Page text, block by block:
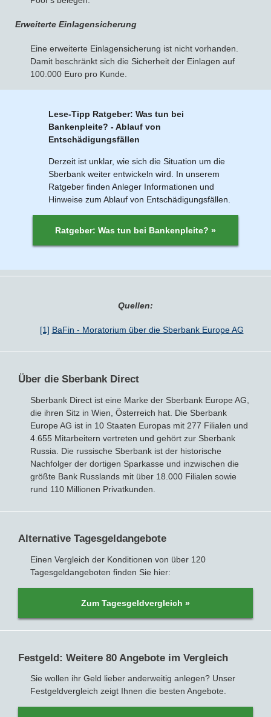
Erweiterte Einlagensicherung
Eine erweiterte Einlagensicherung ist nicht vorhanden.
Damit beschränkt sich die Sicherheit der Einlagen auf
100.000 Euro pro Kunde.
Lese-Tipp Ratgeber: Was tun bei
Bankenpleite? - Ablauf von
Entschädigungsfällen
Derzeit ist unklar, wie sich die Situation um die
Sberbank weiter entwickeln wird. In unserem
Ratgeber finden Anleger Informationen und
Hinweise zum Ablauf von Entschädigungsfällen.
Ratgeber: Was tun bei Bankenpleite? »
Quellen:
[1] BaFin - Moratorium über die Sberbank Europe AG
Über die Sberbank Direct
Sberbank Direct ist eine Marke der Sberbank Europe AG,
die ihren Sitz in Wien, Österreich hat. Die Sberbank
Europe AG ist in 10 Staaten Europas mit 277 Filialen und
4.655 Mitarbeitern vertreten und gehört zur Sberbank
Russia. Die russische Sberbank ist der historische
Nachfolger der dortigen Sparkasse und inzwischen die
größte Bank Russlands mit über 18.000 Filialen sowie
rund 110 Millionen Privatkunden.
Alternative Tagesgeldangebote
Einen Vergleich der Konditionen von über 120
Tagesgeldangeboten finden Sie hier:
Zum Tagesgeldvergleich »
Festgeld: Weitere 80 Angebote im Vergleich
Sie wollen ihr Geld lieber anderweitig anlegen? Unser
Festgeldvergleich zeigt Ihnen die besten Angebote.